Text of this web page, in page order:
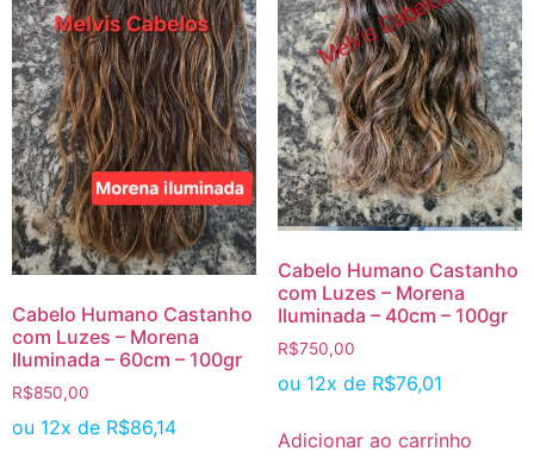
Cabelo Humano Castanho
com Luzes – Morena
Iluminada – 60cm – 100gr
R$850,00
ou 12x de R$86,14
Cabelo Humano Castanho
com Luzes – Morena
Iluminada – 40cm – 100gr
R$750,00
ou 12x de R$76,01
Adicionar ao carrinho